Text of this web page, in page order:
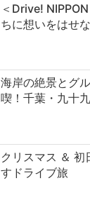
＜Drive!
ちに想いをはせ
海岸の絶景とグ
喫！千葉・九十
クリスマス ＆
すドライブ旅